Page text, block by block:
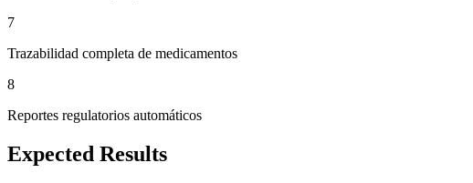
7
Trazabilidad completa de medicamentos
8
Reportes regulatorios automáticos
Expected Results